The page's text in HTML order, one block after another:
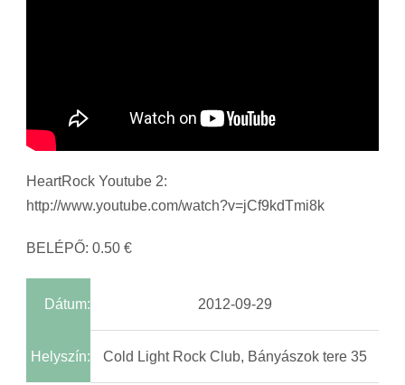
HeartRock Youtube 2:
http://www.youtube.com/watch?v=jCf9kdTmi8k
BELÉPŐ: 0.50 €
Dátum: 2012-09-29
Helyszín: Cold Light Rock Club, Bányászok tere 35